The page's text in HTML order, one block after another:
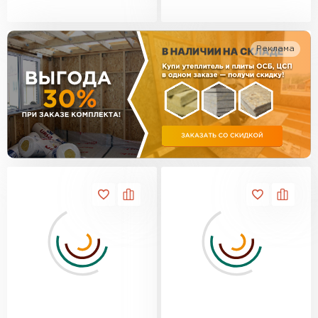
Реклама
ПЕРЕЙТИ
Утеплитель Ruspanel
ПЕРЕЙТИ
Утеплитель Xotpipe
Утеплитель Юматекс
Утеплитель Теплекс
Утеплитель Эковер
Утеплитель Дирок
Утеплитель Белтеп